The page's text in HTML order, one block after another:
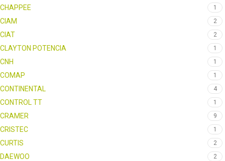
CHAPPEE 1
CIAM 2
CIAT 2
CLAYTON POTENCIA 1
CNH 1
COMAP 1
CONTINENTAL 4
CONTROL TT 1
CRAMER 9
CRISTEC 1
CURTIS 2
DAEWOO 2